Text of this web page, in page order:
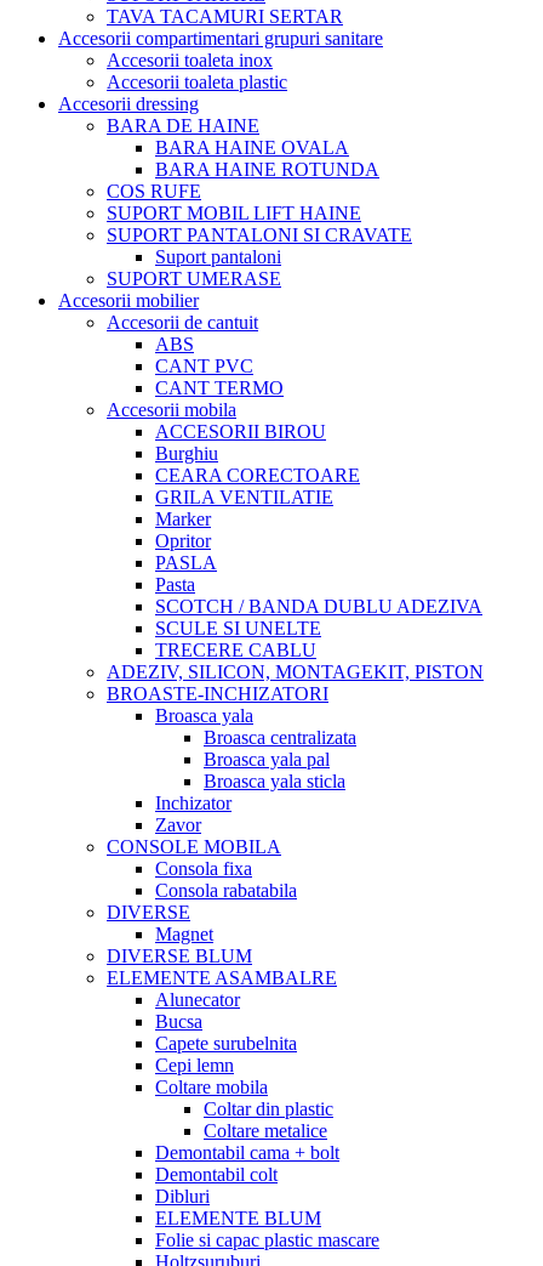
TAVA TACAMURI SERTAR
Accesorii compartimentari grupuri sanitare
Accesorii toaleta inox
Accesorii toaleta plastic
Accesorii dressing
BARA DE HAINE
BARA HAINE OVALA
BARA HAINE ROTUNDA
COS RUFE
SUPORT MOBIL LIFT HAINE
SUPORT PANTALONI SI CRAVATE
Suport pantaloni
SUPORT UMERASE
Accesorii mobilier
Accesorii de cantuit
ABS
CANT PVC
CANT TERMO
Accesorii mobila
ACCESORII BIROU
Burghiu
CEARA CORECTOARE
GRILA VENTILATIE
Marker
Opritor
PASLA
Pasta
SCOTCH / BANDA DUBLU ADEZIVA
SCULE SI UNELTE
TRECERE CABLU
ADEZIV, SILICON, MONTAGEKIT, PISTON
BROASTE-INCHIZATORI
Broasca yala
Broasca centralizata
Broasca yala pal
Broasca yala sticla
Inchizator
Zavor
CONSOLE MOBILA
Consola fixa
Consola rabatabila
DIVERSE
Magnet
DIVERSE BLUM
ELEMENTE ASAMBALRE
Alunecator
Bucsa
Capete surubelnita
Cepi lemn
Coltare mobila
Coltar din plastic
Coltare metalice
Demontabil cama + bolt
Demontabil colt
Dibluri
ELEMENTE BLUM
Folie si capac plastic mascare
Holtzsuruburi